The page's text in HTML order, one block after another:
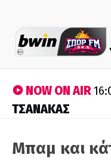
NOW ON AIR
ΤΣΑΝΑΚΑΣ
Μπαμ και